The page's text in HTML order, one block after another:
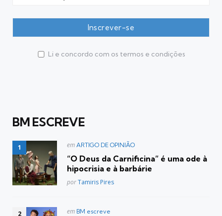
Li e concordo com os termos e condições
BM ESCREVE
Postado
em ARTIGO DE OPINIÃO
“O Deus da Carnificina” é uma ode à
hipocrisia e à barbárie
Posted
porTamiris Pires
Postado
em BM escreve